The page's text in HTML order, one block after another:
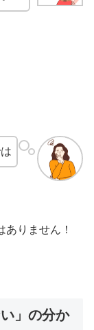
りません！
」の分か